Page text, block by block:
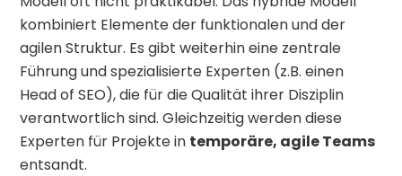
kombiniert Elemente der funktionalen und der
agilen Struktur. Es gibt weiterhin eine zentrale
Führung und spezialisierte Experten (z.B. einen
Head of SEO), die für die Qualität ihrer Disziplin
verantwortlich sind. Gleichzeitig werden diese
Experten für Projekte in temporäre, agile Teams
entsandt.